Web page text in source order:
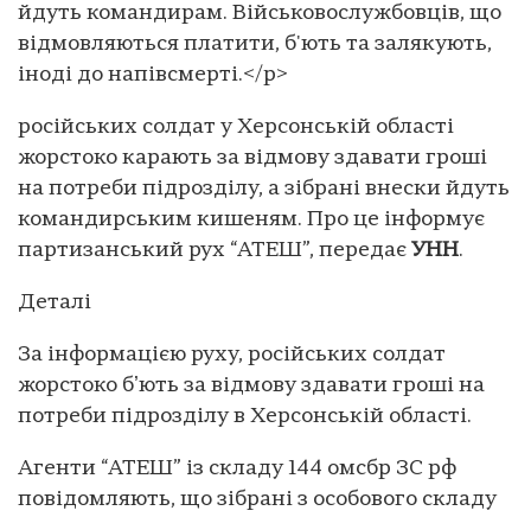
йдуть командирам. Військовослужбовців, що
відмовляються платити, б'ють та залякують,
іноді до напівсмерті.</p>
російських солдат у Херсонській області
жорстоко карають за відмову здавати гроші
на потреби підрозділу, а зібрані внески йдуть
командирським кишеням. Про це інформує
партизанський рух “АТЕШ”, передає УНН.
Деталі
За інформацією руху, російських солдат
жорстоко бʼють за відмову здавати гроші на
потреби підрозділу в Херсонській області.
Агенти “АТЕШ” із складу 144 омсбр ЗС рф
повідомляють, що зібрані з особового складу